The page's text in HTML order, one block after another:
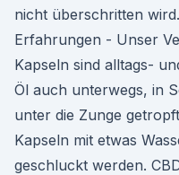
nicht überschritten
Erfahrungen - Unser
Kapseln sind alltags-
Öl auch unterwegs, in
unter die Zunge
Kapseln mit etwas
geschluckt werden.